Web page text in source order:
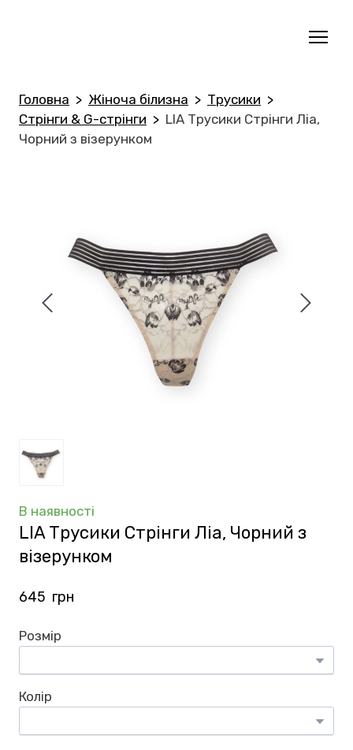
Головна Жіноча білизна
Трусики
Стрінги & G-стрінги
LIA Трусики Стрінги Ліа,
Чорний з візерунком
В наявності
LIA Трусики Стрінги Ліа, Чорний з
візерунком
645  грн
Розмір
Колір